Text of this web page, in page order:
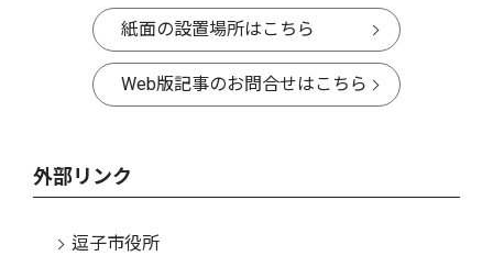
紙面の設置場所はこちら
Web版記事のお問合せはこちら
外部リンク
逗子市役所